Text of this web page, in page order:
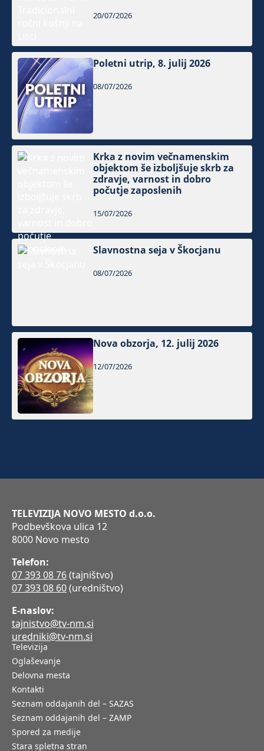
20/07/2026
Poletni utrip, 8. julij 2026
08/07/2026
Krka z novim večnamenskim
objektom še izboljšuje skrb za
zdravje, varnost in dobro
počutje zaposlenih
15/07/2026
Slavnostna seja v Škocjanu
08/07/2026
Nova obzorja, 12. julij 2026
12/07/2026
TELEVIZIJA NOVO MESTO d.o.o.
Podbevškova ulica 12
8000 Novo mesto
Telefon:
07 393 08 76(tajništvo)
07 393 08 60(uredništvo)
E-naslov:
tajnistvo@tv-nm.si
uredniki@tv-nm.si
Televizija
Oglaševanje
Delovna mesta
Kontakti
Seznam oddajanih del – SAZAS
Seznam oddajanih del – ZAMP
Spored za medije
Stara spletna stran